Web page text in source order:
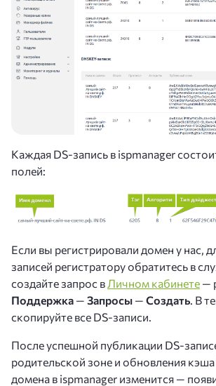
Каждая DS-запись в ispmanager
полей:
Если вы регистрировали домен у нас,
записей регистратору обратитесь в
создайте запрос в Личном кабинете —
Поддержка — Запросы — Создать . В
скопируйте все DS-записи.
После успешной публикации DS-
родительской зоне и обновления кэша
домена в ispmanager изменится —